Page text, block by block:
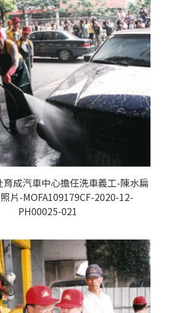
育成汽車中心擔任洗車義工-陳水扁
片-MOFA109179CF-2020-12-
PH00025-021